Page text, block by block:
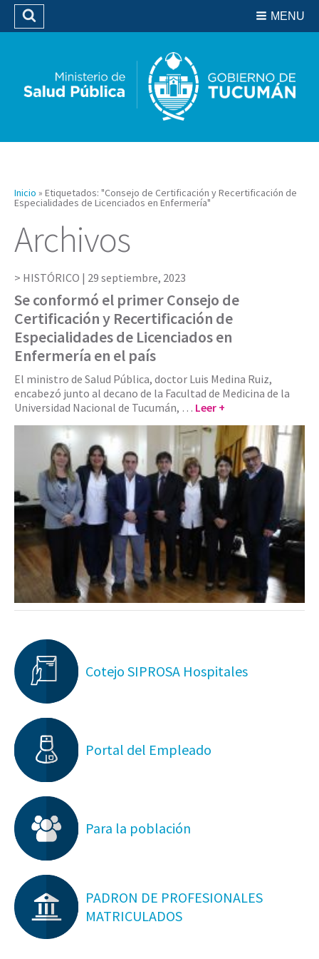
Biblioteca
MENU
Buscar
Inicio » Etiquetados: "Consejo de Certificación y Recertificación de
Especialidades de Licenciados en Enfermería"
Archivos
HISTÓRICO | 29 septiembre, 2023
Se conformó el primer Consejo de
Certificación y Recertificación de
Especialidades de Licenciados en
Enfermería en el país
El ministro de Salud Pública, doctor Luis Medina Ruiz,
encabezó junto al decano de la Facultad de Medicina de la
Universidad Nacional de Tucumán, … Leer +
Cotejo SIPROSA Hospitales
Portal del Empleado
Para la población
PADRON DE PROFESIONALES
MATRICULADOS